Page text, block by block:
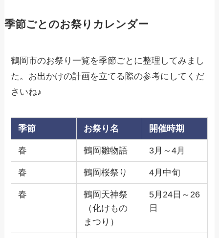
季節ごとのお祭りカレンダー
鶴岡市のお祭り一覧を季節ごとに整理してみまし
た。お出かけの計画を立てる際の参考にしてくだ
さいね♪
季節 お祭り名 開催時期
春 鶴岡雛物語 3月～4月
春 鶴岡桜祭り 4月中旬
春
鶴岡天神祭
（化けもの
まつり）
5月24日～26
日